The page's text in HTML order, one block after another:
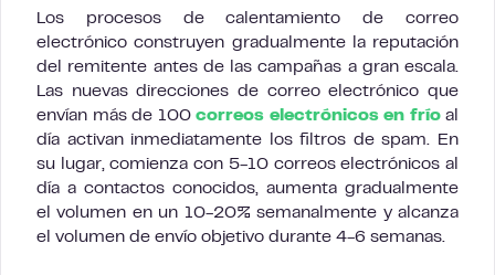
Los procesos de calentamiento de correo
electrónico construyen gradualmente la reputación
del remitente antes de las campañas a gran escala.
Las nuevas direcciones de correo electrónico que
envían más de 100 correos electrónicos en fríoal
día activan inmediatamente los filtros de spam. En
su lugar, comienza con 5-10 correos electrónicos al
día a contactos conocidos, aumenta gradualmente
el volumen en un 10-20% semanalmente y alcanza
el volumen de envío objetivo durante 4-6 semanas.